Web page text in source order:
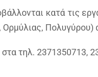
κατά τις
Πολυγύρου)
τηλ. 2371350713,